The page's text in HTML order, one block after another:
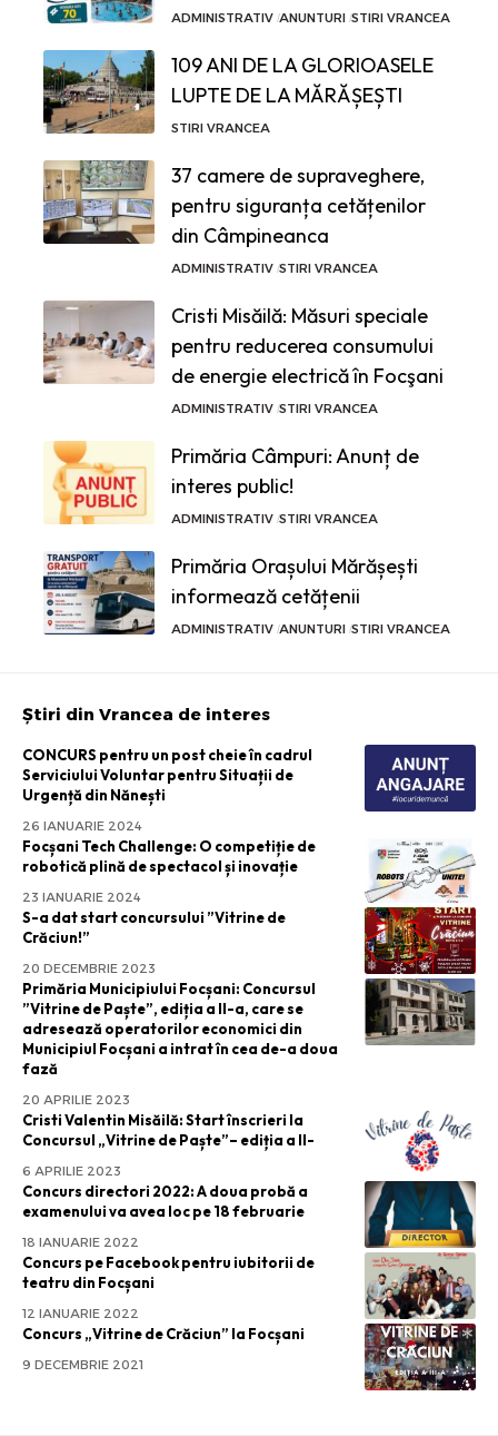
ADMINISTRATIV ANUNTURI STIRI VRANCEA
109 ANI DE LA GLORIOASELE
LUPTE DE LA MĂRĂȘEȘTI
STIRI VRANCEA
37 camere de supraveghere,
pentru siguranța cetățenilor
din Câmpineanca
ADMINISTRATIV STIRI VRANCEA
Cristi Misăilă: Măsuri speciale
pentru reducerea consumului
de energie electrică în Focşani
ADMINISTRATIV STIRI VRANCEA
Primăria Câmpuri: Anunț de
interes public!
ADMINISTRATIV STIRI VRANCEA
Primăria Orașului Mărășești
informează cetățenii
ADMINISTRATIV ANUNTURI STIRI VRANCEA
Știri din Vrancea de interes
CONCURS pentru un post cheie în cadrul
Serviciului Voluntar pentru Situații de
Urgență din Nănești
26 IANUARIE 2024
Focșani Tech Challenge: O competiție de
robotică plină de spectacol și inovație
23 IANUARIE 2024
S-a dat start concursului ”Vitrine de
Crăciun!”
20 DECEMBRIE 2023
Primăria Municipiului Focșani: Concursul
”Vitrine de Paște”, ediția a II-a, care se
adresează operatorilor economici din
Municipiul Focșani a intrat în cea de-a doua
fază
20 APRILIE 2023
Cristi Valentin Misăilă: Start înscrieri la
Concursul „Vitrine de Paște”– ediția a II-
6 APRILIE 2023
Concurs directori 2022: A doua probă a
examenului va avea loc pe 18 februarie
18 IANUARIE 2022
Concurs pe Facebook pentru iubitorii de
teatru din Focșani
12 IANUARIE 2022
Concurs „Vitrine de Crăciun” la Focșani
9 DECEMBRIE 2021